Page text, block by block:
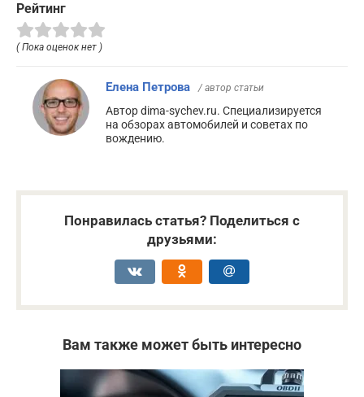
Рейтинг
( Пока оценок нет )
Елена Петрова / автор статьи
Автор dima-sychev.ru. Специализируется
на обзорах автомобилей и советах по
вождению.
Понравилась статья? Поделиться с
друзьями:
Вам также может быть интересно